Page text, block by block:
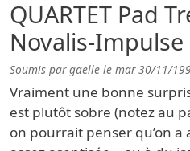
QUARTET Pad
Novalis-Impulse
Soumis pargaelle le mar 30/11/
Vraiment une bonne
est plutôt sobre (notez au
on pourrait penser qu’on